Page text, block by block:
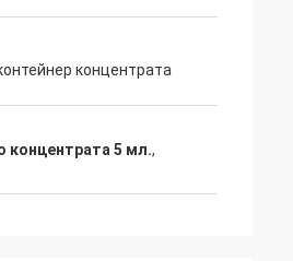
концентрата
концентрата 5 мл.,